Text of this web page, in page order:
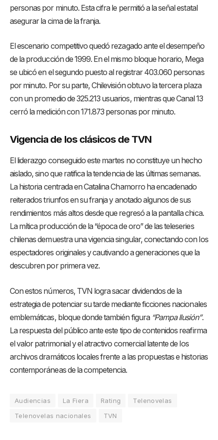
personas por minuto. Esta cifra le permitió a la señal estatal
asegurar la cima de la franja.
El escenario competitivo quedó rezagado ante el desempeño
de la producción de 1999. En el mismo bloque horario, Mega
se ubicó en el segundo puesto al registrar 403.060 personas
por minuto. Por su parte, Chilevisión obtuvo la tercera plaza
con un promedio de 325.213 usuarios, mientras que Canal 13
cerró la medición con 171.873 personas por minuto.
Vigencia de los clásicos de TVN
El liderazgo conseguido este martes no constituye un hecho
aislado, sino que ratifica la tendencia de las últimas semanas.
La historia centrada en Catalina Chamorro ha encadenado
reiterados triunfos en su franja y anotado algunos de sus
rendimientos más altos desde que regresó a la pantalla chica.
La mítica producción de la “época de oro” de las teleseries
chilenas demuestra una vigencia singular, conectando con los
espectadores originales y cautivando a generaciones que la
descubren por primera vez.
Con estos números, TVN logra sacar dividendos de la
estrategia de potenciar su tarde mediante ficciones nacionales
emblemáticas, bloque donde también figura “Pampa Ilusión”.
La respuesta del público ante este tipo de contenidos reafirma
el valor patrimonial y el atractivo comercial latente de los
archivos dramáticos locales frente a las propuestas e historias
contemporáneas de la competencia.
Audiencias La Fiera Rating
Telenovelas
Telenovelas nacionales
TVN